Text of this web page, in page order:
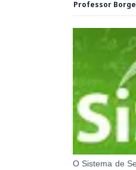
Professor
O Sistema de